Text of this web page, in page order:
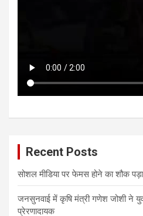
Recent Posts
सोशल मीडिया पर फेमस होने का शौक पड़ा
जनसुनवाई में कृषि मंत्री गणेश जोशी ने
प्रेरणादायक